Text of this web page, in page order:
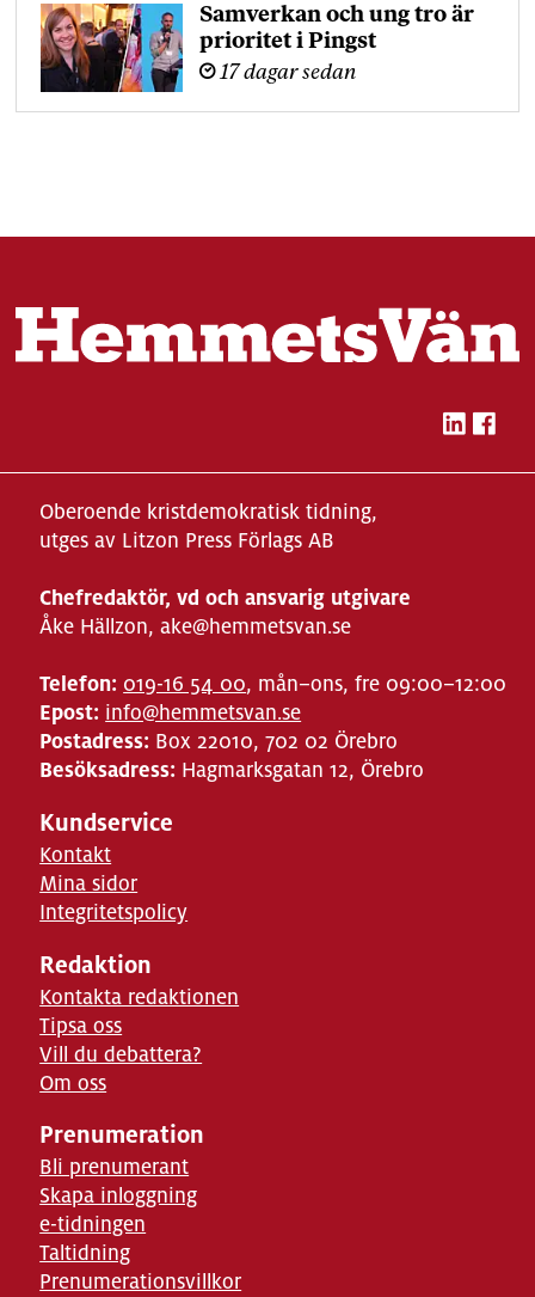
Samverkan och ung tro är
prioritet i Pingst
17 dagar sedan
Oberoende kristdemokratisk tidning,
utges av Litzon Press Förlags AB
Chefredaktör, vd och ansvarig utgivare
Åke Hällzon, ake@hemmetsvan.se
Telefon: 019-16 54 00, mån–ons, fre 09:00–12:00
Epost: info@hemmetsvan.se
Postadress: Box 22010, 702 02 Örebro
Besöksadress: Hagmarksgatan 12, Örebro
Kundservice
Kontakt
Mina sidor
Integritetspolicy
Redaktion
Kontakta redaktionen
Tipsa oss
Vill du debattera?
Om oss
Prenumeration
Bli prenumerant
Skapa inloggning
e-tidningen
Taltidning
Prenumerationsvillkor